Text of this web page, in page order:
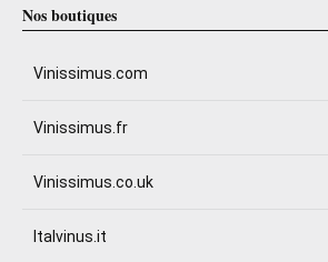
Nos boutiques
Vinissimus.com
Vinissimus.fr
Vinissimus.co.uk
Italvinus.it